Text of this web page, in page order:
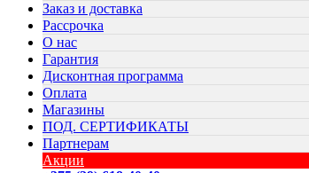
Заказ и доставка
Рассрочка
О нас
Гарантия
Дисконтная программа
Оплата
Магазины
ПОД. СЕРТИФИКАТЫ
Партнерам
Акции